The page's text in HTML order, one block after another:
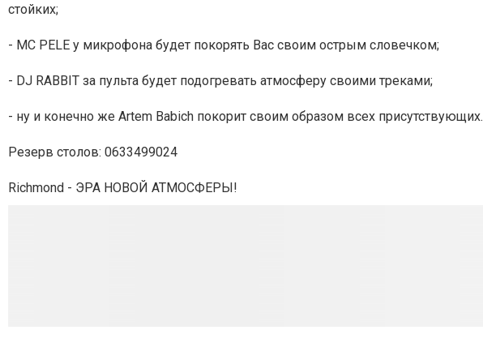
стойких;
- MC PELE у микрофона будет покорять Вас своим острым словечком;
- DJ RABBIT за пульта будет подогревать атмосферу своими треками;
- ну и конечно же Artem Babich покорит своим образом всех присутствующих.
Резерв столов: 0633499024
Richmond - ЭРА НОВОЙ АТМОСФЕРЫ!